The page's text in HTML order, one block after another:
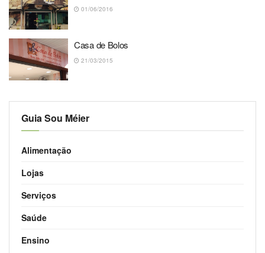
01/06/2016
Casa de Bolos
21/03/2015
Guia Sou Méier
Alimentação
Lojas
Serviços
Saúde
Ensino